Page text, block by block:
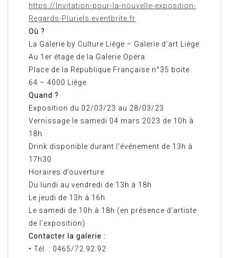
https://Invitation-pour-la-nouvelle-exposition-
Regards-Pluriels.eventbrite.fr
Où ?
La Galerie by Culture Liège – Galerie d’art Liège
Au 1er étage de la Galerie Opéra
Place de la République Française n°35 boite
64 – 4000 Liège
Quand ?
Exposition du 02/03/23 au 28/03/23
Vernissage le samedi 04 mars 2023 de 10h à
18h
Drink disponible durant l’événement de 13h à
17h30
Horaires d’ouverture
Du lundi au vendredi de 13h à 18h
Le jeudi de 13h à 16h
Le samedi de 10h à 18h (en présence d’artiste
de l’exposition)
Contacter la galerie :
• Tél. : 0465/72.92.92